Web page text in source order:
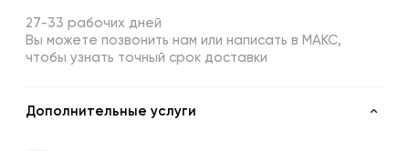
27-33 рабочих дней
Вы можете позвонить нам или написать в МАКС,
чтобы узнать точный срок доставки
Дополнительные услуги